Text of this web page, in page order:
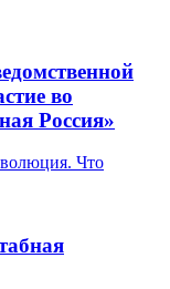
во
Россия»
Что